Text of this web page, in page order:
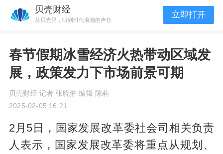
贝壳财经
从贝壳里，听到时代浪潮的声音
立即打开
春节假期冰雪经济火热带动区域发
展，政策发力下市场前景可期
贝壳财经 记者 张晓翀 编辑 陈莉
2025-02-05 16:21
2月5日，国家发展改革委社会司相关负责
人表示，国家发展改革委将重点从规划、